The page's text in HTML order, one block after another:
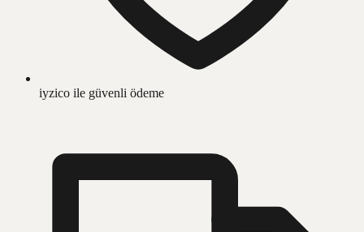
iyzico ile güvenli ödeme